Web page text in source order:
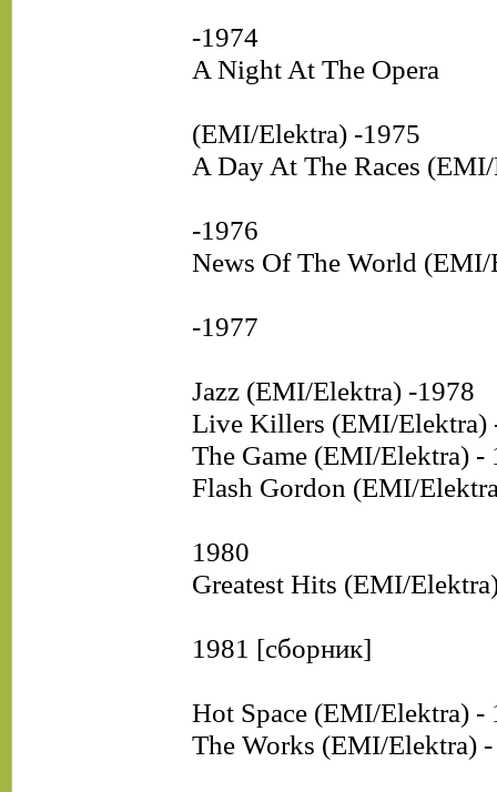
-1974
A Night At The Opera
(EMI/Elektra) -1975
A Day At The Races
-1976
News Of The World (EMI/
-1977
Jazz (EMI/Elektra) -1978
Live Killers (EMI/Elektra)
The Game (EMI/Elektra) -
Flash Gordon (EMI/
1980
Greatest Hits (EMI/
1981 [сборник]
Hot Space (EMI/Elektra) -
The Works (EMI/Elektra)